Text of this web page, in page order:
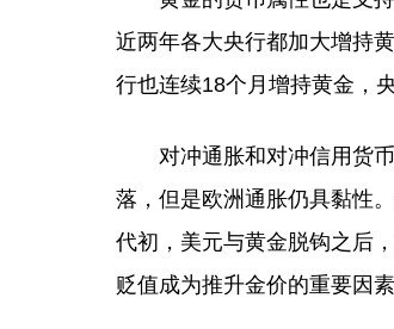
近两年各大央行都加大增持
行也连续18个月增持黄金，
对冲通胀和对冲信用货币
落，但是欧洲通胀仍具黏性
代初，美元与黄金脱钩之后
贬值成为推升金价的重要因素